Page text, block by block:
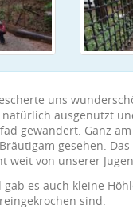
uns
natürlich ausgenutzt
gewandert. Ganz
gesehen. Das
weit von unserer
gab es auch kleine
sind.